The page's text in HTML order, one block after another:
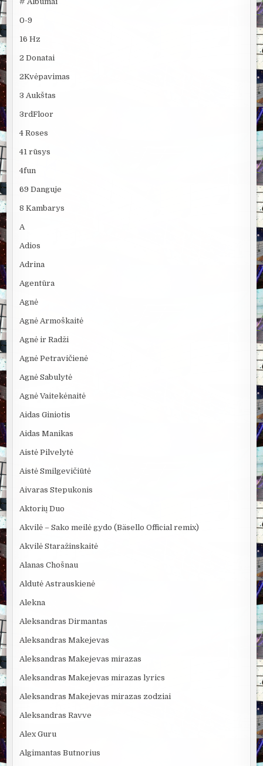
0-9
16 Hz
2 Donatai
2Kvėpavimas
3 Aukštas
3rdFloor
4 Roses
41 rūsys
4fun
69 Danguje
8 Kambarys
A
Adios
Adrina
Agentūra
Agnė
Agnė Armoškaitė
Agnė ir Radži
Agnė Petravičienė
Agnė Sabulytė
Agnė Vaitekėnaitė
Aidas Giniotis
Aidas Manikas
Aistė Pilvelytė
Aistė Smilgevičiūtė
Aivaras Stepukonis
Aktorių Duo
Akvilė – Sako meilė gydo (Bäsello Official remix)
Akvilė Staražinskaitė
Alanas Chošnau
Aldutė Astrauskienė
Alekna
Aleksandras Dirmantas
Aleksandras Makejevas
Aleksandras Makejevas mirazas
Aleksandras Makejevas mirazas lyrics
Aleksandras Makejevas mirazas zodziai
Aleksandras Ravve
Alex Guru
Algimantas Butnorius